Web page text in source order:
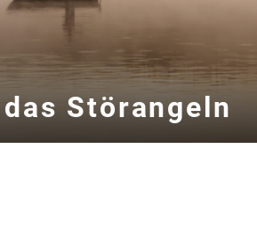
Störangeln